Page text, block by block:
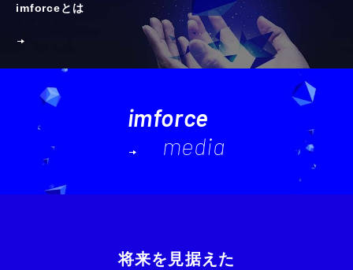
imforceとは
imforce
media
将来を見据えた